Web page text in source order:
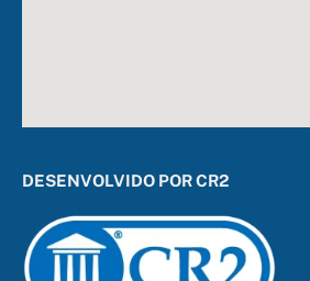
DESENVOLVIDO POR CR2